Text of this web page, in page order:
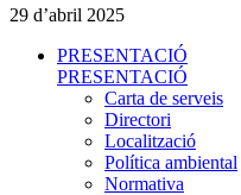
29 d’abril 2025
PRESENTACIÓ
PRESENTACIÓ
Carta de serveis
Directori
Localització
Política ambiental
Normativa